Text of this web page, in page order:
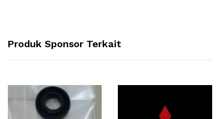
Produk Sponsor Terkait